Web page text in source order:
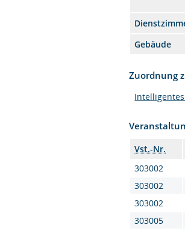
Gebäude
Zuordnung
Vst.-Nr.
303002
303002
303002
303005